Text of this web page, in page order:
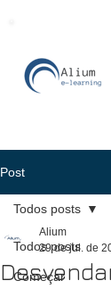
Post
Todos posts
Começar
Todos posts
Alium
29 de jul. de